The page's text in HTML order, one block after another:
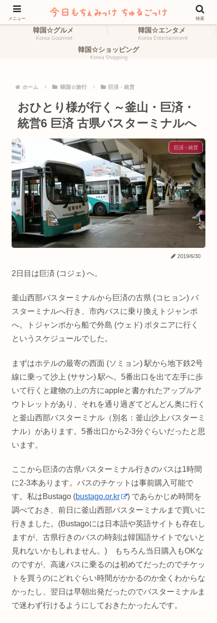
ホーム
HOME
韓国☆旅行
韓国☆グルメ
Korea Gourmet
韓国☆エンタメ
Korea Entertainment
韓国☆ショッピング
Korea Shopping
ホーム 韓国☆旅行 巨済・統営
おひとり様が行く～釜山・巨済・
統営6 巨済 古県バスターミナルへ
巨済・統営
2019/6/30
2日目は巨済 (コジェ) へ。
釜山西部バスターミナルから巨済の古県 (コヒョン) バ
スターミナルへ行き、市内バスに乗り換えトジャンポ
へ。トジャンポから船で外島 (ウェド) ボタニアに行く
というスケジュールでした。
まずはホテルの最寄の西面 (ソミョン) 駅から地下鉄2号
線に乗って沙上 (ササン) 駅へ。5番出口を出て左手に歩
いて行くと建物の上の方にappleと書かれたアップルア
ウトレットがあり、それを通り過ぎてどんどん奥に行く
と釜山西部バスターミナル（別名：釜山沙上バスターミ
ナル）があります。5番出口から2-3分ぐらいだったと思
います。
ここから巨済の古県バスターミナル行きのバスは1時間
に2-3本あります。バスのチケットは事前購入可能で
す。私はBustago (bustago.or.kr
) であらかじめ時間を
調べておき、前日に釜山西部バスターミナルまで買いに
行きました。(Bustagoには日本語や英語サイトも存在し
ますが、古県行きのバスの時刻は韓国語サイトでないと
見れないかもしれません。) もちろん当日購入もOKな
のですが、高速バスに乗るのは初めてだったのでチケッ
トを買うのにどれぐらい時間がかかるのか全くわからな
かったし、翌日は早朝出発だったのでバスターミナルま
で迷わず行けるようにしておきたかったんです。
メニュー 検索